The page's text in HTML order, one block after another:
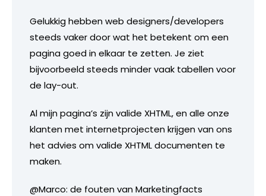
Gelukkig hebben web designers/developers
steeds vaker door wat het betekent om een
pagina goed in elkaar te zetten. Je ziet
bijvoorbeeld steeds minder vaak tabellen voor
de lay-out.
Al mijn pagina’s zijn valide XHTML, en alle onze
klanten met internetprojecten krijgen van ons
het advies om valide XHTML documenten te
maken.
@Marco: de fouten van Marketingfacts